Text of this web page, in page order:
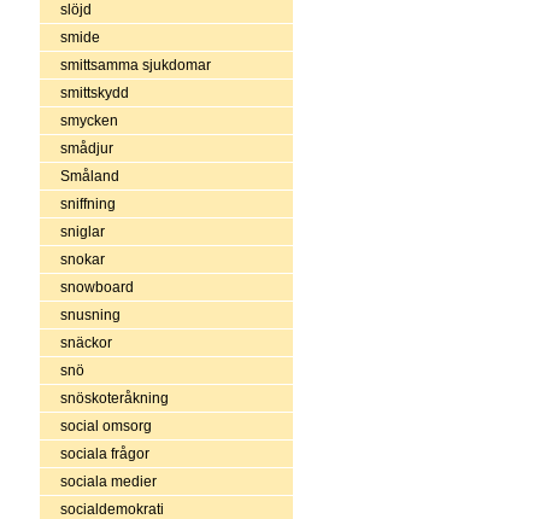
slöjd
smide
smittsamma sjukdomar
smittskydd
smycken
smådjur
Småland
sniffning
sniglar
snokar
snowboard
snusning
snäckor
snö
snöskoteråkning
social omsorg
sociala frågor
sociala medier
socialdemokrati